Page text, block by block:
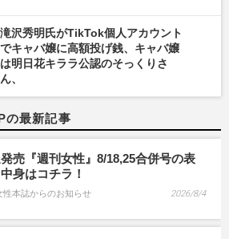
滝沢秀明氏がTikTok個人アカウント
でキャバ嬢に高額投げ銭、キャバ嬢
は明日花キララ公認のそっくりさ
ん、
最新記事
売『週刊女性』8/18,25合併号の表
身はコチラ！
性本誌からのお知らせ 2026/8/4